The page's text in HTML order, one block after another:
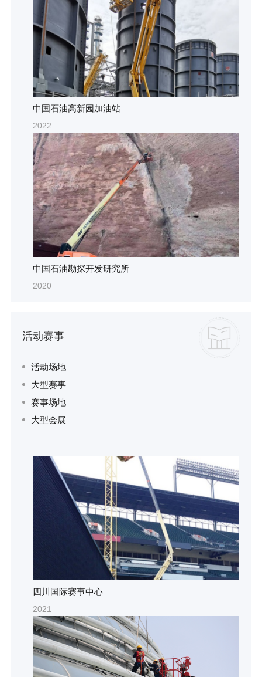
中国石油高新园加油站
2022
中国石油勘探开发研究所
2020
活动赛事
活动场地
大型赛事
赛事场地
大型会展
四川国际赛事中心
2021